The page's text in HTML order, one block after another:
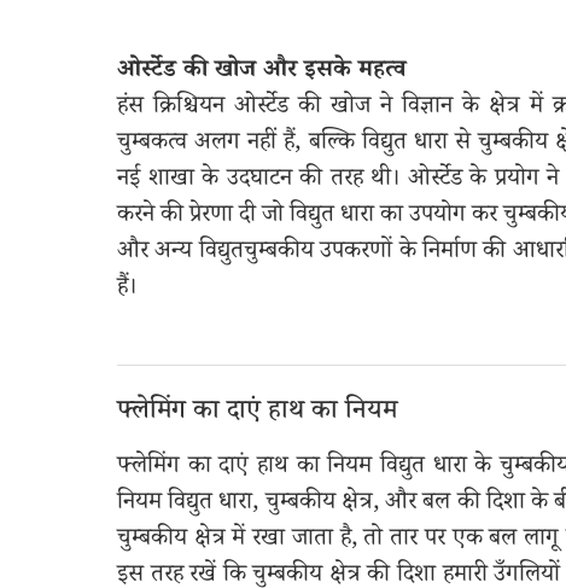
ओर्स्टेड की खोज और इसके महत्व
हंस क्रिश्चियन ओर्स्टेड की खोज ने विज्ञान के क्षेत्र में
चुम्बकत्व अलग नहीं हैं, बल्कि विद्युत धारा से चुम्बकीय
नई शाखा के उदघाटन की तरह थी। ओर्स्टेड के
करने की प्रेरणा दी जो विद्युत धारा का उपयोग कर
और अन्य विद्युतचुम्बकीय उपकरणों के निर्माण की
हैं।
फ्लेमिंग का दाएं हाथ का नियम
फ्लेमिंग का दाएं हाथ का नियम विद्युत धारा के
नियम विद्युत धारा, चुम्बकीय क्षेत्र, और बल की दिशा के
चुम्बकीय क्षेत्र में रखा जाता है, तो तार पर एक बल
इस तरह रखें कि चुम्बकीय क्षेत्र की दिशा हमारी